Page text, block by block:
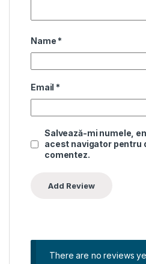
Name *
Email *
Salvează-mi numele,
acest navigator pentru
comentez.
There are no reviews